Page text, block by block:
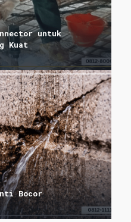
untuk
Kuat
Bocor